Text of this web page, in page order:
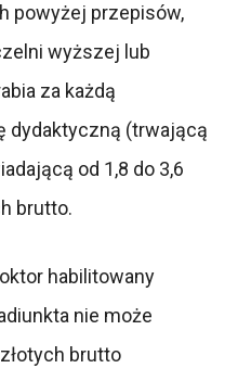
powyżej przepisów,
wyższej lub
za każdą
dydaktyczną (trwającą
od 1,8 do 3,6
brutto.
habilitowany
nie może
brutto